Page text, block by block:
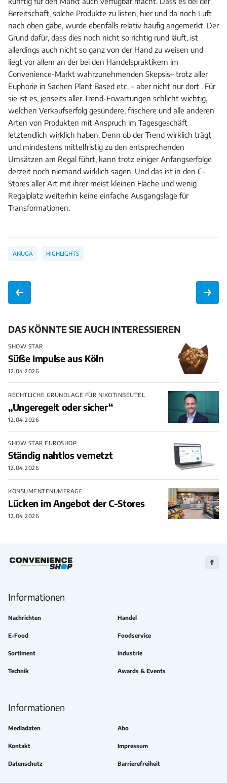
Bereitschaft, solche Produkte zu listen, hier und da noch Luft
nach oben gäbe, wurde ebenfalls relativ häufig angemerkt. Der
Grund dafür, dass dies noch nicht so richtig rund läuft, ist
allerdings auch nicht so ganz von der Hand zu weisen und
liegt vor allem an der bei den Handelspraktikern im
Convenience-Markt wahrzunehmenden Skepsis– trotz aller
Euphorie in Sachen Plant Based etc. – aber nicht nur dort . Für
sie ist es, jenseits aller Trend-Erwartungen schlicht wichtig,
welchen Verkaufserfolg gesündere, frischere und alle anderen
Arten von Produkten mit Anspruch im Tagesgeschäft
letztendlich wirklich haben. Denn ob der Trend wirklich trägt
und mindestens mittelfristig zu den entsprechenden
Umsätzen am Regal führt, kann trotz einiger Anfangserfolge
derzeit noch niemand wirklich sagen. Und das ist in den C-
Stores aller Art mit ihrer meist kleinen Fläche und wenig
Regalplatz weiterhin keine einfache Ausgangslage für
Transformationen.
ANUGA HIGHLIGHTS
DAS KÖNNTE SIE AUCH INTERESSIEREN
SHOW STAR
Süße Impulse aus Köln
12.04.2026
RECHTLICHE GRUNDLAGE FÜR NIKOTINBEUTEL
„Ungeregelt oder sicher“
12.04.2026
SHOW STAR EUROSHOP
Ständig nahtlos vernetzt
12.04.2026
KONSUMENTENUMFRAGE
Lücken im Angebot der C-Stores
12.04.2026
Zu
Informationen
Nachrichten Handel
E-Food Foodservice
Sortiment Industrie
Technik Awards & Events
Informationen
Mediadaten Abo
Kontakt Impressum
Datenschutz Barrierefreiheit